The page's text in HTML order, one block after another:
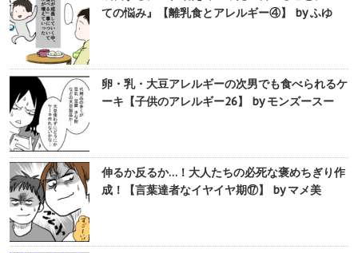
ての悩み』【離乳食とアレルギー④】 by ふゆ
卵・乳・大豆アレルギーの次男でも食べられるケ
ーキ【子供のアレルギー26】 by モンズースー
伸るか反るか…！大人たちの必死な褒めちぎり作
成！【言葉達者なイヤイヤ期⑰】 by マメ美